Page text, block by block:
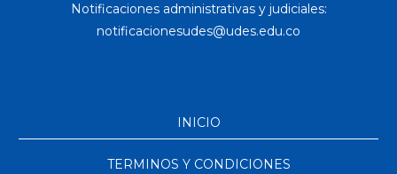
Notificaciones administrativas y judiciales:
INICIO
TERMINOS Y CONDICIONES